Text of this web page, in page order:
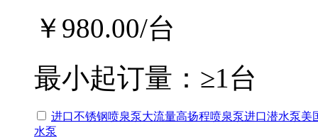
￥980.00/台
最小起订量： ≥1台
进口不锈钢喷泉泵大流量高扬程喷泉泵进口潜水泵
水泵